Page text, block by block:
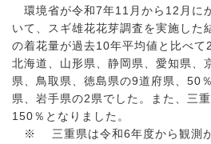
環境省が令和7年11月から12月に
いて、
スギ雄花花芽調査を実施した
の着花量が過去10年平均値と比べて
北海道、山形県、静岡県、愛知県、
県、鳥取県、徳島県の9道府県、50
県、岩手県の2県でした。また、 三
150％となりました。
※ 三重県は令和6年度から観測